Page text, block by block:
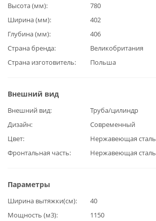
Высота (мм)
780
Ширина (мм)
402
Глубина (мм)
406
Страна бренда
Великобритания
Страна изготовитель
Польша
Внешний вид
Внешний вид
Труба/цилиндр
Дизайн
Современный
Цвет
Нержавеющая сталь
Фронтальная часть
Нержавеющая сталь
Параметры
Ширина вытяжки(см)
40
Мощность (м3)
1150